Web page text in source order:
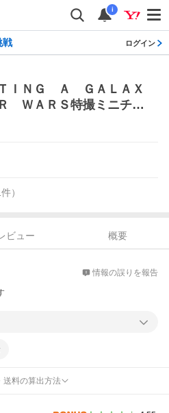
i
戦 ログイン
ＩＮＧ Ａ ＧＡＬＡＸ
ＷＡＲＳ特撮ミニチュ
の他
件）
ビュー
概要
情報の誤りを報告
送料の算出方法